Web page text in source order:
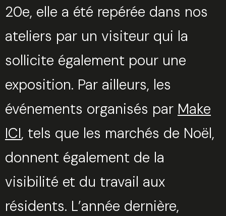
20e, elle a été repérée dans nos
ateliers par un visiteur qui la
sollicite également pour une
exposition. Par ailleurs, les
événements organisés par Make
ICI, tels que les marchés de Noël,
donnent également de la
visibilité et du travail aux
résidents. L’année dernière,